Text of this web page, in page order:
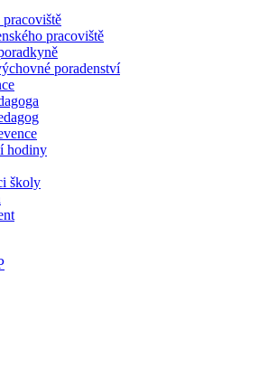
pracoviště
pracoviště
poradenství
hodiny
školy